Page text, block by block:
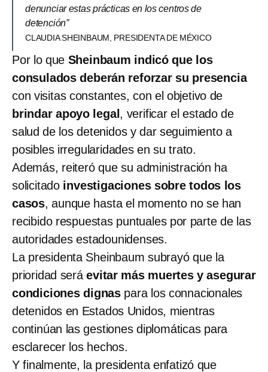
denunciar estas prácticas en los centros de
detención”
CLAUDIA SHEINBAUM, PRESIDENTA DE MÉXICO
Por lo que Sheinbaum indicó que los
consulados deberán reforzar su presencia
con visitas constantes, con el objetivo de
brindar apoyo legal , verificar el estado de
salud de los detenidos y dar seguimiento a
posibles irregularidades en su trato.
Además, reiteró que su administración ha
solicitado investigaciones sobre todos los
casos, aunque hasta el momento no se han
recibido respuestas puntuales por parte de las
autoridades estadounidenses.
La presidenta Sheinbaum subrayó que la
prioridad seráevitar más muertes y asegurar
condiciones dignas para los connacionales
detenidos en Estados Unidos, mientras
continúan las gestiones diplomáticas para
esclarecer los hechos.
Y finalmente, la presidenta enfatizó que